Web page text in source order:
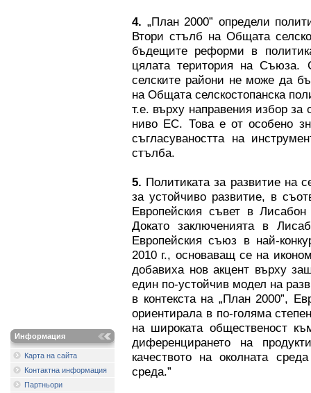
Информация
Карта на сайта
Контактна информация
Партньори
4. „План 2000” определи
Втори стълб на Общата
бъдещите реформи в
цялата територия на Съюза.
селските райони не може да
на Общата селскостопанска
т.е. върху направения избор за
ниво ЕС. Това е от особено
съгласуваността на
стълба.
5. Политиката за развитие на
за устойчиво развитие, в
Европейския съвет в
Докато заключенията в
Европейския съюз в най-
2010 г., основаващ се на
добавиха нов акцент върху
един по-устойчив модел на
в контекста на „План 2000”,
ориентирала в по-голяма
на широката общественост
диференцирането на
качеството на околната
среда.”